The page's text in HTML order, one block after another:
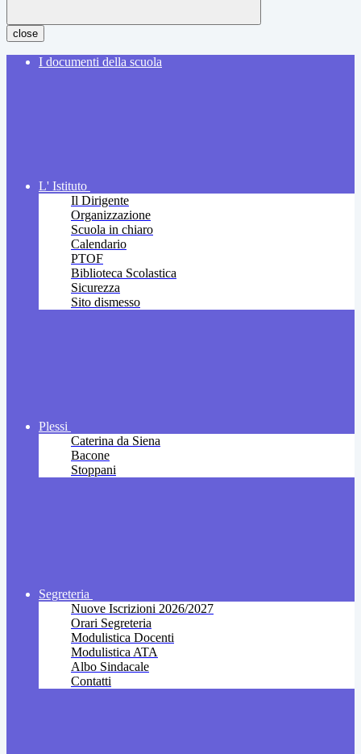
close
I documenti della scuola
L' Istituto
Il Dirigente
Organizzazione
Scuola in chiaro
Calendario
PTOF
Biblioteca Scolastica
Sicurezza
Sito dismesso
Plessi
Caterina da Siena
Bacone
Stoppani
Segreteria
Nuove Iscrizioni 2026/2027
Orari Segreteria
Modulistica Docenti
Modulistica ATA
Albo Sindacale
Contatti